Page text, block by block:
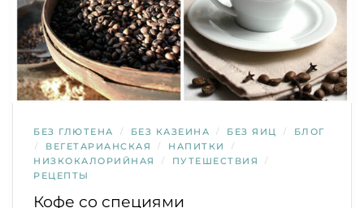
БЕЗ ГЛЮТЕНА / БЕЗ КАЗЕИНА / БЕЗ ЯИЦ / БЛОГ
/ ВЕГЕТАРИАНСКАЯ / НАПИТКИ /
НИЗКОКАЛОРИЙНАЯ / ПУТЕШЕСТВИЯ /
РЕЦЕПТЫ
Кофе со специями